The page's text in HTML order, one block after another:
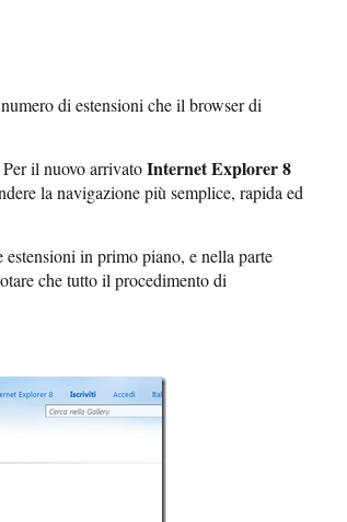
di estensioni che il browser di
il nuovo arrivatoInternet Explorer 8
la navigazione più semplice, rapida ed
in primo piano, e nella parte
che tutto il procedimento di